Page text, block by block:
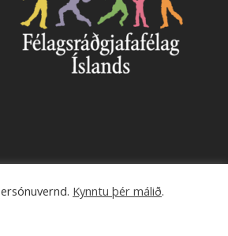
Íslands. Kynntu þér málið.